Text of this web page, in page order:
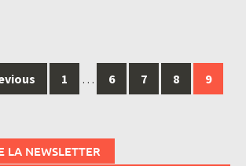
1 … 6 7 8 9
LA NEWSLETTER